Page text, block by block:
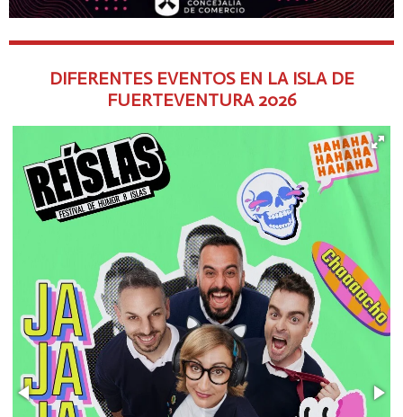
DIFERENTES EVENTOS EN LA ISLA DE
FUERTEVENTURA 2026